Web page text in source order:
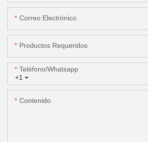
Correo Electrónico
Productos Requeridos
+1
Teléfono/whatsapp
Contenido